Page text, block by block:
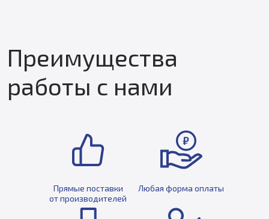
Преимущества
работы с нами
Прямые поставки
от производителей
Любая форма оплаты